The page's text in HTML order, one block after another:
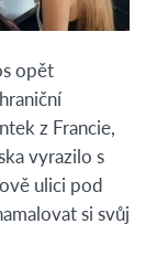
opět
z Francie,
vyrazilo s
ulici pod
si svůj